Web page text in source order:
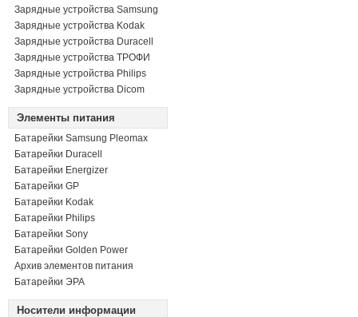
Зарядные устройства Samsung
Зарядные устройства Kodak
Зарядные устройства Duracell
Зарядные устройства ТРОФИ
Зарядные устройства Philips
Зарядные устройства Dicom
Элементы питания
Батарейки Samsung Pleomax
Батарейки Duracell
Батарейки Energizer
Батарейки GP
Батарейки Kodak
Батарейки Philips
Батарейки Sony
Батарейки Golden Power
Архив элементов питания
Батарейки ЭРА
Носители информации